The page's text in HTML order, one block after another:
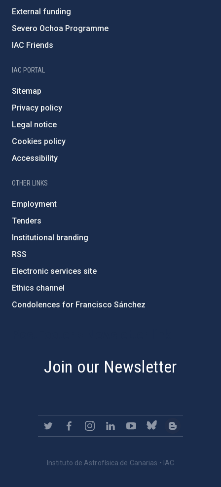
External funding
Severo Ochoa Programme
IAC Friends
IAC PORTAL
Sitemap
Privacy policy
Legal notice
Cookies policy
Accessibility
OTHER LINKS
Employment
Tenders
Institutional branding
RSS
Electronic services site
Ethics channel
Condolences for Francisco Sánchez
Join our Newsletter
Instituto de Astrofísica de Canarias • IAC